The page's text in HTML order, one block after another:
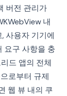
버전 관리가
내
사용자 기기에
요구 사항을 충
드 앱의 전체
로부터 규제
웹 뷰 내의 쿠